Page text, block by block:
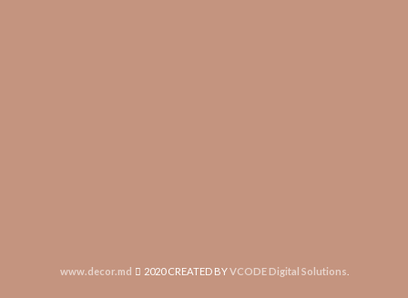
www.decor.md 2020 CREATED BYVCODE Digital Solutions